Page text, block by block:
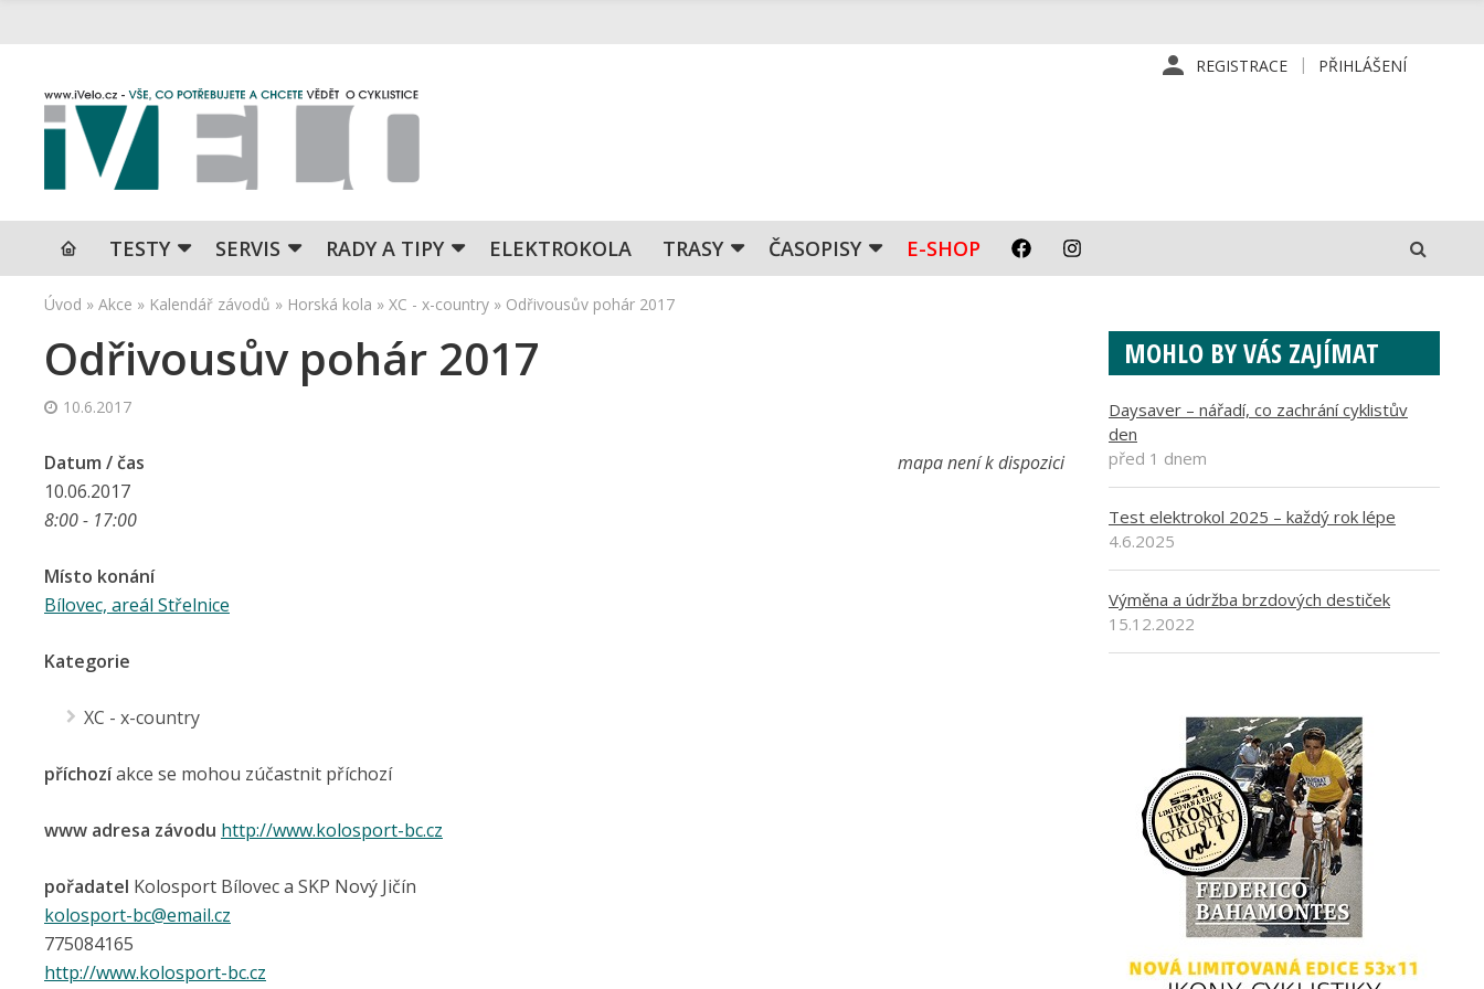
REGISTRACE PŘIHLÁŠENÍ
TESTY SERVIS RADY A TIPY ELEKTROKOLA TRASY ČASOPISY E-SHOP
Úvod » Akce » Kalendář závodů » Horská kola » XC - x-country » Odřivousův pohár 2017
Odřivousův pohár 2017
10.6.2017
mapa není k dispozici
Datum / čas
10.06.2017
8:00 - 17:00
Místo konání
Bílovec, areál Střelnice
Kategorie
XC - x-country
příchozíakce se mohou zúčastnit příchozí
www adresa závodu http://www.kolosport-bc.cz
pořadatel Kolosport Bílovec a SKP Nový Jičín
kolosport-bc@email.cz
775084165
http://www.kolosport-bc.cz
MOHLO BY VÁS ZAJÍMAT
Daysaver – nářadí, co zachrání cyklistův
den
před 1 dnem
Test elektrokol 2025 – každý rok lépe
4.6.2025
Výměna a údržba brzdových destiček
15.12.2022